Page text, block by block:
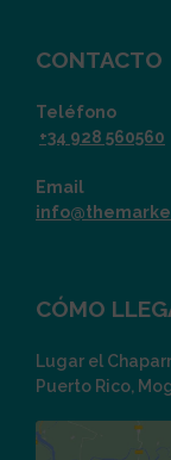
CONTACTO
Teléfono
+34 928 560560
Email
CÓMO
Lugar el
Puerto Rico,